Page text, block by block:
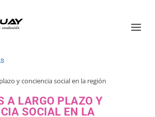
A LARGO PLAZO Y
SOCIAL EN LA